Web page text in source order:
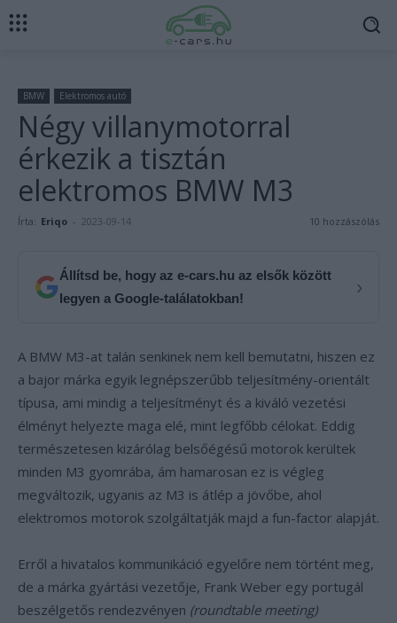
BMW Elektromos autó
Négy villanymotorral
érkezik a tisztán
elektromos BMW M3
Írta: Eriqo - 2023-09-14 10 hozzászólás
Állítsd be, hogy az e-cars.hu az elsők között
legyen a Google-találatokban!
›
A BMW M3-at talán senkinek nem kell bemutatni, hiszen ez
a bajor márka egyik legnépszerűbb teljesítmény-orientált
típusa, ami mindig a teljesítményt és a kiváló vezetési
élményt helyezte maga elé, mint legfőbb célokat. Eddig
természetesen kizárólag belsőégésű motorok kerültek
minden M3 gyomrába, ám hamarosan ez is végleg
megváltozik, ugyanis az M3 is átlép a jövőbe, ahol
elektromos motorok szolgáltatják majd a fun-factor alapját.
Erről a hivatalos kommunikáció egyelőre nem történt meg,
de a márka gyártási vezetője, Frank Weber egy portugál
beszélgetős rendezvényen (roundtable meeting)